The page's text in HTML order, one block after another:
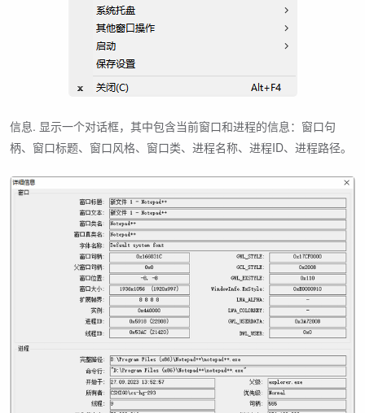
信息. 显示一个对话框，其中包含当前窗口和进程的信息：窗口句
柄、窗口标题、窗口风格、窗口类、进程名称、进程ID、进程路径。